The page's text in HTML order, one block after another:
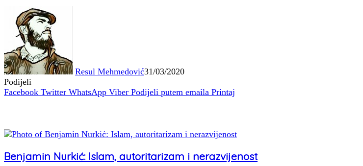
Resul Mehmedović31/03/2020
Podijeli
Facebook Twitter WhatsApp Viber Podijeli putem emaila Printaj
Benjamin Nurkić: Islam, autoritarizam i nerazvijenost